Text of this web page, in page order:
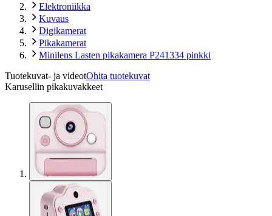
Elektroniikka
Kuvaus
Digikamerat
Pikakamerat
Minilens Lasten pikakamera P241334 pinkki
Tuotekuvat- ja videotOhita tuotekuvat
Karusellin pikakuvakkeet